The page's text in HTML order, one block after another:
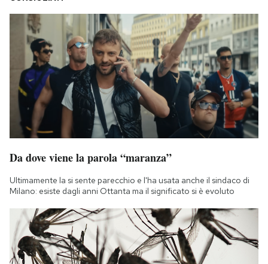
Da dove viene la parola “maranza”
Ultimamente la si sente parecchio e l'ha usata anche il sindaco di
Milano: esiste dagli anni Ottanta ma il significato si è evoluto